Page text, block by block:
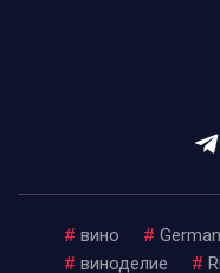
# вино #
# виноделие #